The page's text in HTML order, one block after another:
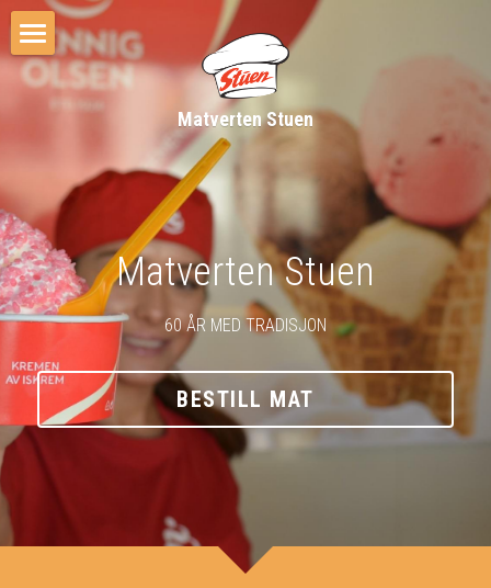
Matverten Stuen
Home
Vær oppdatert
Våre Retter
Kontakt oss
Bestilling
Last ned vår APP
Matverten Stuen
60 ÅR MED TRADISJON
BESTILL MAT